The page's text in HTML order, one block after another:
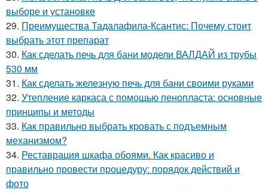
выборе и установке
29. Преимущества Тадалафила-Ксантис: Почему стоит
выбрать этот препарат
30. Как сделать печь для бани модели ВАЛДАЙ из трубы
530 мм
31. Как сделать железную печь для бани своими руками
32. Утепление каркаса с помощью пенопласта: основные
принципы и методы
33. Как правильно выбрать кровать с подъемным
механизмом?
34. Реставрация шкафа обоями. Как красиво и
правильно провести процедуру: порядок действий и
фото